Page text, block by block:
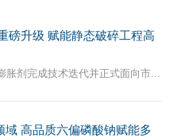
磅升级 赋能静态破碎工程高
胀剂完成技术迭代并正式面向市...
域 高品质六偏磷酸钠赋能多